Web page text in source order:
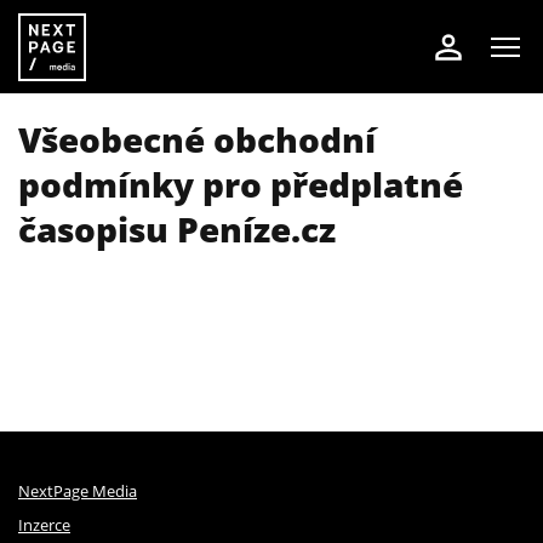
Všeobecné obchodní
podmínky pro předplatné
časopisu Peníze.cz
NextPage Media
Inzerce